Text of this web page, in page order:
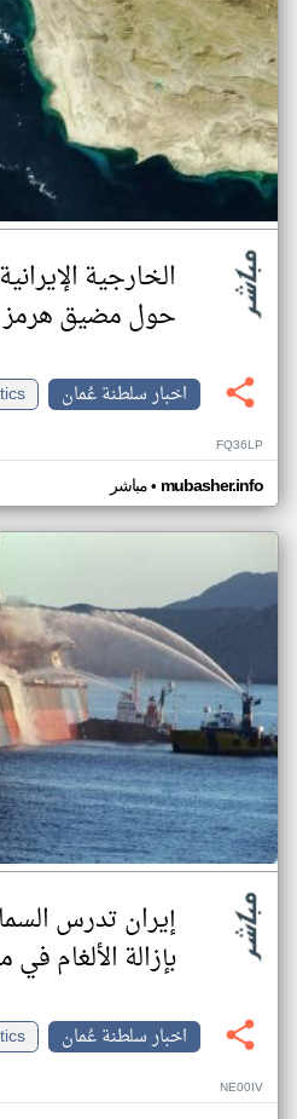
الخارجية
حول مضيق هرمز
اخبار سلطنة عُمان
FQ36LP
مباشر• mubasher.info
إيران تدرس
بإزالة الألغام
اخبار سلطنة عُمان
NE00IV